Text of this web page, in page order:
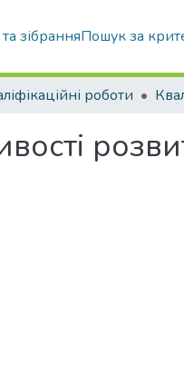
зібранняПошук за
роботи